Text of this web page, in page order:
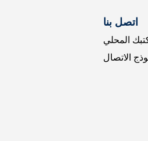
اتصل بنا
المحلي
الاتصال